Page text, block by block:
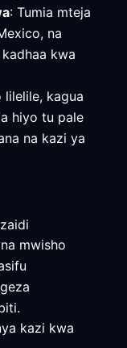
: Tumia mteja
na
kwa
lilelile, kagua
hiyo tu pale
na kazi ya
mwisho
kazi kwa